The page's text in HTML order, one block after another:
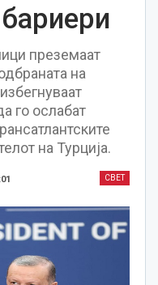
преземаат
на
го ослабат
на Турција.
СВЕТ